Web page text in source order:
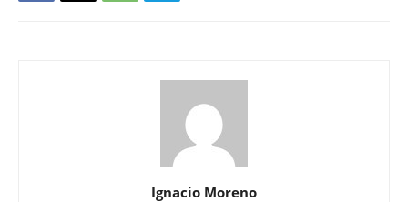
Ignacio Moreno